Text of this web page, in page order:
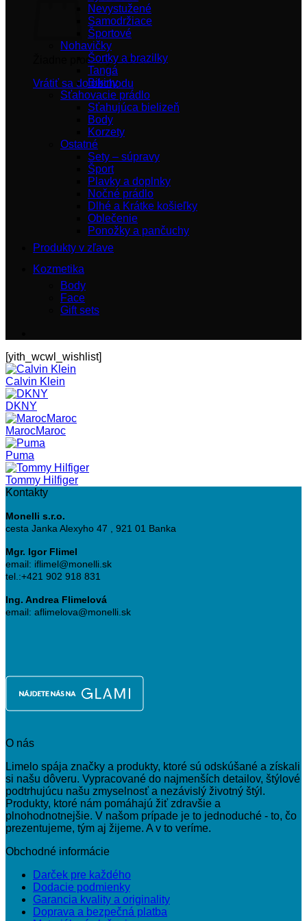
Žiadne produkty v košíku.
Vrátiť sa do obchodu
Nevystužené
Samodržiace
Športové
Nohavičky
Šortky a brazilky
Tangá
Bikiny
Sťahovacie prádlo
Sťahujúca bielizeň
Body
Korzety
Ostatné
Sety – súpravy
Šport
Plavky a doplnky
Nočné prádlo
Dlhé a Krátke košieľky
Oblečenie
Ponožky a pančuchy
Produkty v zľave
Kozmetika
Body
Face
Gift sets
[yith_wcwl_wishlist]
Calvin Klein
DKNY
MarocMaroc
Puma
Tommy Hilfiger
Kontakty
Monelli s.r.o.
cesta Janka Alexyho 47 , 921 01 Banka
Mgr. Igor Flimel
email: iflimel@monelli.sk
tel.:+421 902 918 831
Ing. Andrea Flimelová
email: aflimelova@monelli.sk
O nás
Limelo spája značky a produkty, ktoré sú odskúšané a získali
si našu dôveru. Vypracované do najmenších detailov, štýlové
podtrhujúcu našu zmyselnosť a nezávislý životný štýl.
Produkty, ktoré nám pomáhajú žiť zdravšie a
plnohodnotnejšie. V našom prípade je to jednoduché - to, čo
prezentujeme, tým aj žijeme. A v to veríme.
Obchodné informácie
Darček pre každého
Dodacie podmienky
Garancia kvality a originality
Doprava a bezpečná platba